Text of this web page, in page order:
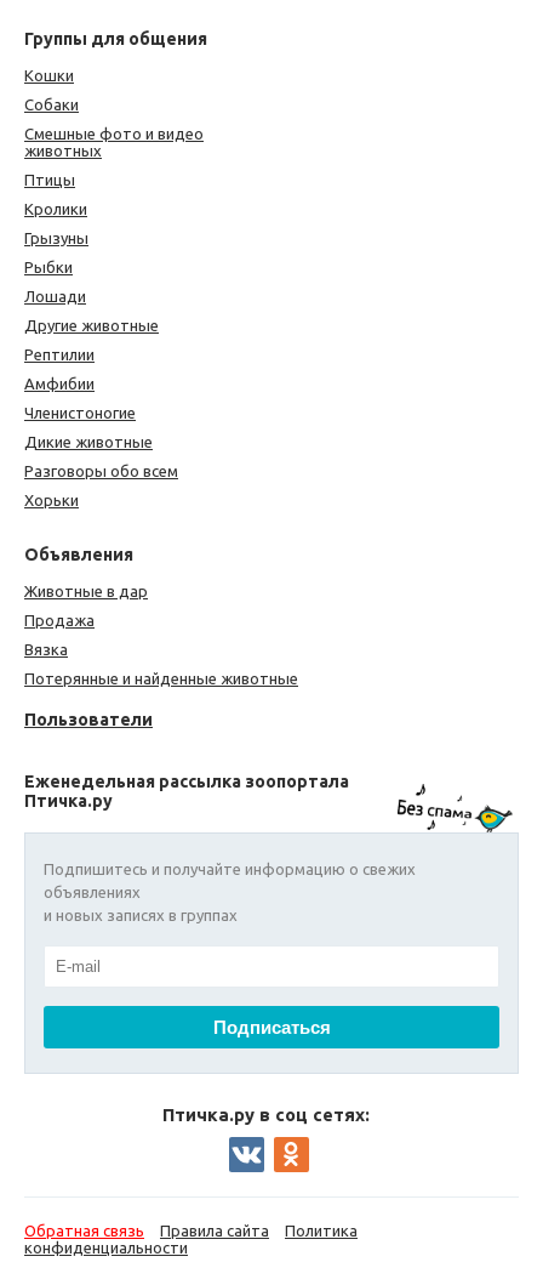
Группы для общения
Кошки
Собаки
Смешные фото и видео
животных
Птицы
Кролики
Грызуны
Рыбки
Лошади
Другие животные
Рептилии
Амфибии
Членистоногие
Дикие животные
Разговоры обо всем
Хорьки
Объявления
Животные в дар
Продажа
Вязка
Потерянные и найденные животные
Пользователи
Еженедельная рассылка зоопортала
Птичка.ру
Подпишитесь и получайте информацию о свежих
объявлениях
и новых записях в группах
Птичка.ру в соц сетях:
Обратная связь Правила сайта
Политика
конфиденциальности